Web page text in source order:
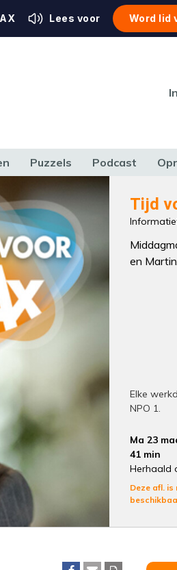
Lees voor Word lid
Puzzels Podcast
MEDIA & CULTUUR
Tijd
en
Elke
NPO 1.
Ma 23
41 min
Herhaald
Deze afl. is